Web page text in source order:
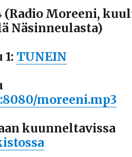
(Radio Moreeni,
Näsinneulasta)
TUNEIN
moreeni.mp3
kuunneltavissa